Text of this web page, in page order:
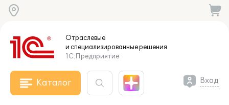
Отраслевые
и специализированныерешения
1С:Предприятие
Каталог Вход